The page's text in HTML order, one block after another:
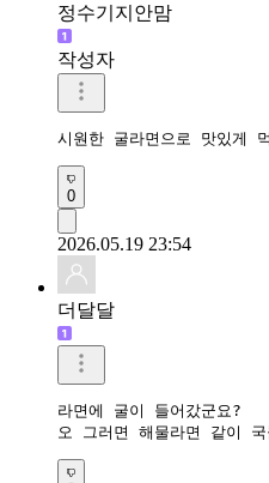
정수기지안맘
작성자
시원한 굴라면으로 맛있게
0
2026.05.19 23:54
더달달
라면에 굴이 들어갔군요?
오 그러면 해물라면 같이